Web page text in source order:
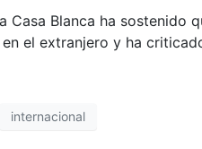
Casa Blanca ha sostenido
el extranjero y ha
internacional